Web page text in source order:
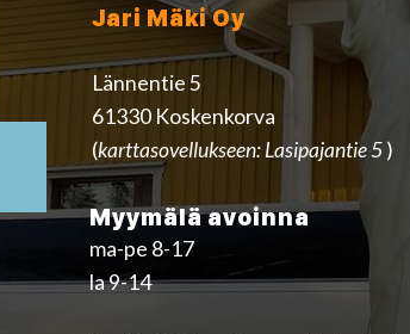
Jari Mäki Oy
Lännentie 5
61330 Koskenkorva
(karttasovellukseen: Lasipajantie 5)
Myymälä avoinna
ma-pe 8-17
la 9-14